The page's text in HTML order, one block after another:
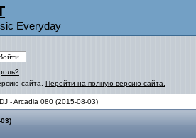
Everyday
сайта. Перейти на полную версию сайта.
- Arcadia 080 (2015-08-03)